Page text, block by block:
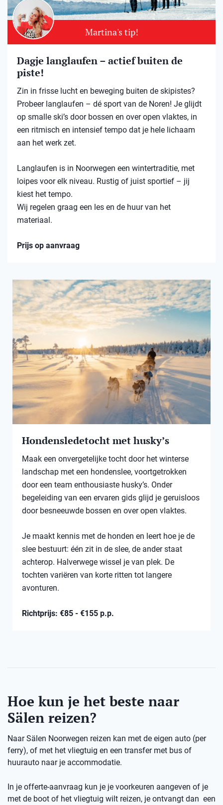
Martina's tip!
Dagje langlaufen – actief buiten de
piste!
Zin in frisse lucht en beweging buiten de skipistes?
Probeer langlaufen – dé sport van de Noren! Je glijdt
op smalle ski’s door bossen en over open vlaktes, in
een ritmisch en intensief tempo dat je hele lichaam
aan het werk zet.
Langlaufen is in Noorwegen een wintertraditie, met
loipes voor elk niveau. Rustig of juist sportief – jij
kiest het tempo.
Wij regelen graag een les en de huur van het
materiaal.
Prijs op aanvraag
Hondensledetocht met husky’s
Maak een onvergetelijke tocht door het winterse
landschap met een hondenslee, voortgetrokken
door een team enthousiaste husky’s. Onder
begeleiding van een ervaren gids glijd je geruisloos
door besneeuwde bossen en over open vlaktes.
Je maakt kennis met de honden en leert hoe je de
slee bestuurt: één zit in de slee, de ander staat
achterop. Halverwege wissel je van plek. De
tochten variëren van korte ritten tot langere
avonturen.
Richtprijs: €85 - €155 p.p.
Hoe kun je het beste naar
Sälen reizen?
Naar Sälen Noorwegen reizen kan met de eigen auto (per
ferry), of met het vliegtuig en een transfer met bus of
huurauto naar je accommodatie.
In je offerte-aanvraag kun je je voorkeuren aangeven of je
met de boot of het vliegtuig wilt reizen, je ontvangt dan een